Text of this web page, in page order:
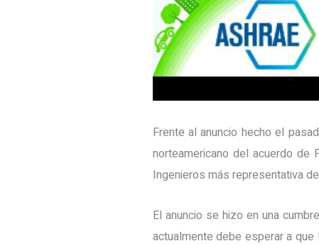
Frente al anuncio hecho el
norteamericano del acuerdo de
Ingenieros más representativa
El anuncio se hizo en una
actualmente debe esperar a